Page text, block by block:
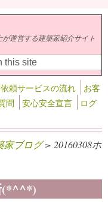
運営する建築家紹介サイト
ーム
頼サービスの流れ
お客
問 安心安全宣言
ログ
家ブログ> 20160308ホ
(*^^*)